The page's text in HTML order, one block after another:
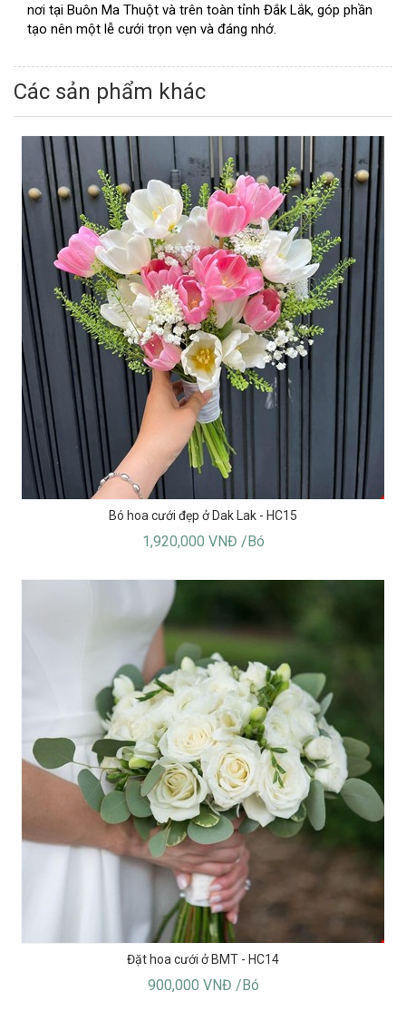
nơi tại Buôn Ma Thuột và trên toàn tỉnh Đắk Lắk, góp phần
tạo nên một lễ cưới trọn vẹn và đáng nhớ.
Các sản phẩm khác
Bó hoa cưới đẹp ở Dak Lak - HC15
1,920,000 VNĐ /Bó
Đặt hoa cưới ở BMT - HC14
900,000 VNĐ /Bó